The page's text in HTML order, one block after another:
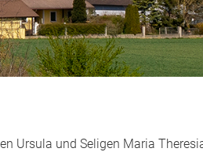
Ursula und Seligen Maria